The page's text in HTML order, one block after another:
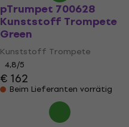
pTrumpet 700628
Kunststoff Trompete
Green
Kunststoff Trompete
4,8/5
€ 162
Beim Lieferanten vorrätig